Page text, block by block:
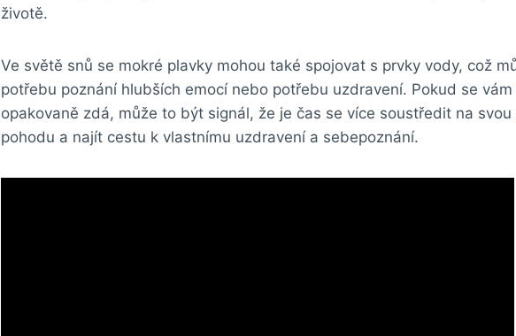
životě.
Ve světě snů se mokré plavky mohou také spojovat s prvky vody, což
potřebu poznání hlubších emocí nebo potřebu uzdravení. Pokud se
opakovaně zdá, může to být signál, že je čas se více soustředit na svou
pohodu a najít cestu k vlastnímu uzdravení a sebepoznání.